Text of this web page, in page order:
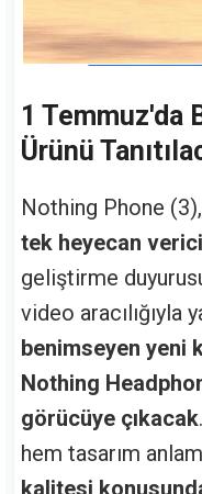
1 Temmuz'da
Ürünü
Nothing Phone (3),
tek heyecan
geliştirme
video aracılığıyla
benimseyen yeni
Nothing
görücüye çıkacak
hem tasarım
kalitesi